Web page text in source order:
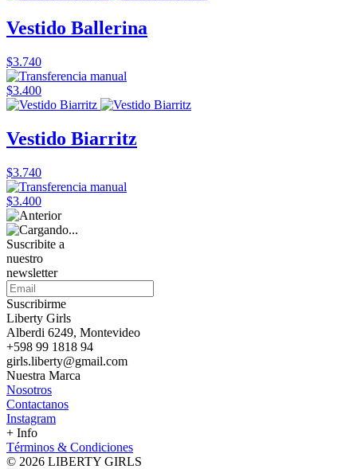
Vestido Ballerina
$3.740
$3.400
Vestido Biarritz
$3.740
$3.400
Suscribite a
nuestro
newsletter
Suscribirme
Liberty Girls
Alberdi 6249, Montevideo
+598 99 1818 94
girls.liberty@gmail.com
Nuestra Marca
Nosotros
Contactanos
Instagram
+ Info
Términos & Condiciones
© 2026 LIBERTY GIRLS